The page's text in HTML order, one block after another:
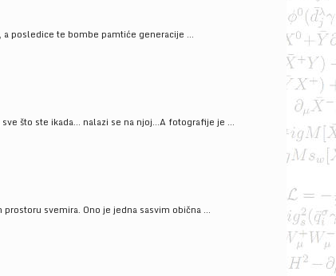
posledice te bombe pamtiće generacije ...
što ste ikada… nalazi se na njoj…A fotografije je ...
svemira. Ono je jedna sasvim obična ...